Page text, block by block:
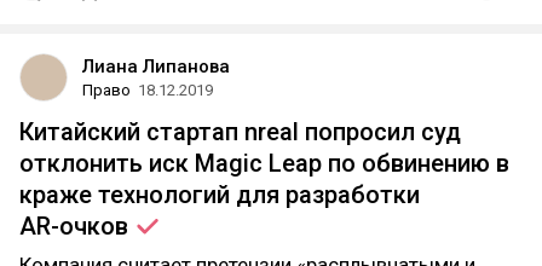
Лиана Липанова
Право 18.12.2019
Китайский стартап nreal попросил суд
отклонить иск Magic Leap по обвинению в
краже технологий для разработки
AR-очков